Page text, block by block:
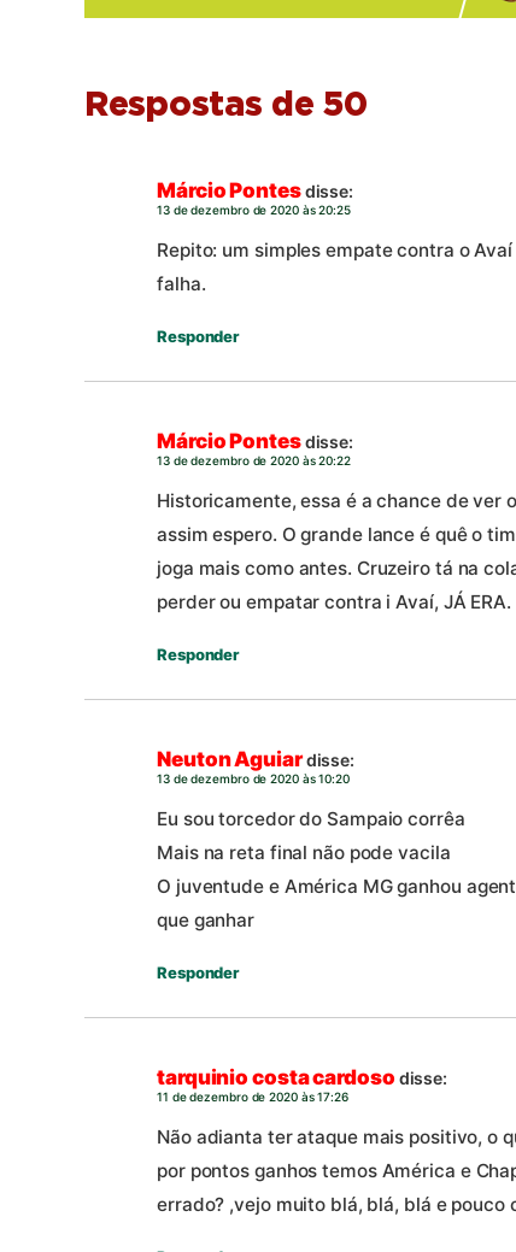
Respostas de 50
Márcio Pontesdisse:
13 de dezembro de 2020 às 20:25
Repito: um simples empate contra o
falha.
Responder
Márcio Pontesdisse:
13 de dezembro de 2020 às 20:22
Historicamente, essa é a chance de ver
assim espero. O grande lance é quê o
joga mais como antes. Cruzeiro tá na
perder ou empatar contra i Avaí, JÁ ERA.
Responder
Neuton Aguiardisse:
13 de dezembro de 2020 às 10:20
Eu sou torcedor do Sampaio corrêa
Mais na reta final não pode vacila
O juventude e América MG ganhou
que ganhar
Responder
tarquinio costa cardoso disse:
11 de dezembro de 2020 às 17:26
Não adianta ter ataque mais positivo, o
por pontos ganhos temos América e
errado? ,vejo muito blá, blá, blá e pouco